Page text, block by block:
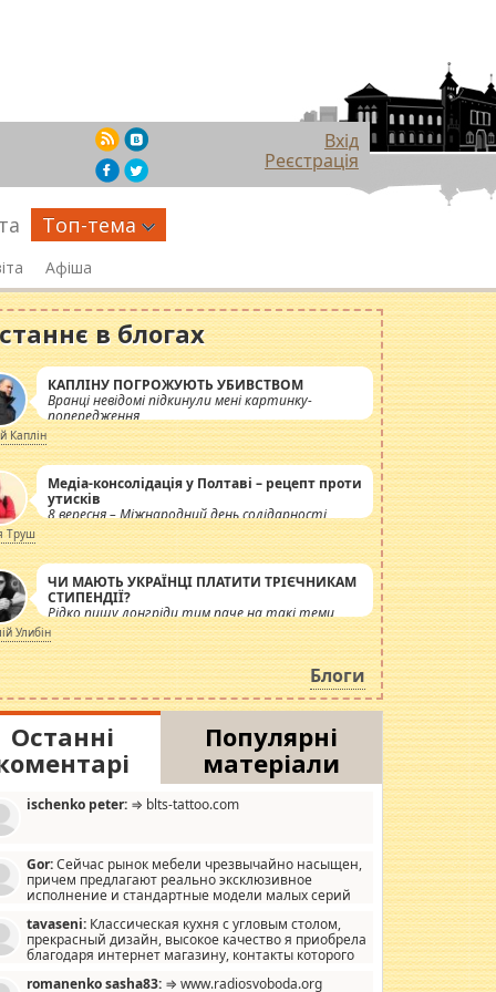
Вхід
Реєстрація
Топ-тема
Афіша
в блогах
КАПЛІНУ ПОГРОЖУЮТЬ УБИВСТВОМ
Вранці невідомі підкинули мені картинку-
попередження
Каплін
Медіа-консолідація у Полтаві – рецепт проти
утисків
8 вересня – Міжнародний день солідарності
журналістів.
Труш
ЧИ МАЮТЬ УКРАЇНЦІ ПЛАТИТИ ТРІЄЧНИКАМ
СТИПЕНДІЇ?
Рідко пишу лонгріди тим паче на такі теми,
але вже просто дістало! Обурюють сьогоднішні
інсенуації навколо стипендіального питання.
Штучно роздувається ще одна соціальна
катастрофа.
Улибін
Блоги
Останні
Популярні
матеріали
ischenko peter: ⇒ blts-tattoo.com
Gor:Сейчас рынок мебели чрезвычайно насыщен,
причем предлагают реально эксклюзивное
исполнение и стандартные модели малых серий
мало походит на стандартные формы, в MebelOk,
и что главное - со вкусом все в порядке,
ненужных наворотов удорожающих мебель, а это не
tavaseni: Классическая кухня с угловым столом,
прекрасный дизайн, высокое качество я приобрела
благодаря интернет магазину, контакты которого
romanenko sasha83: ⇒ www.radiosvoboda.org